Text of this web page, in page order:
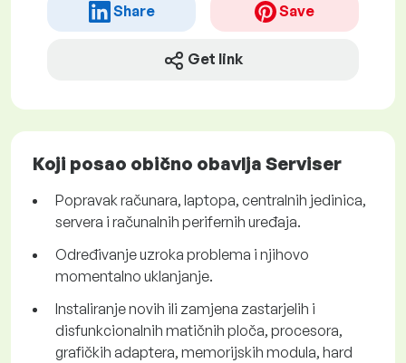
Share Save
Get link
Koji posao obično obavlja Serviser
Popravak računara, laptopa, centralnih jedinica,
servera i računalnih perifernih uređaja.
Određivanje uzroka problema i njihovo
momentalno uklanjanje.
Instaliranje novih ili zamjena zastarjelih i
disfunkcionalnih matičnih ploča, procesora,
grafičkih adaptera, memorijskih modula, hard